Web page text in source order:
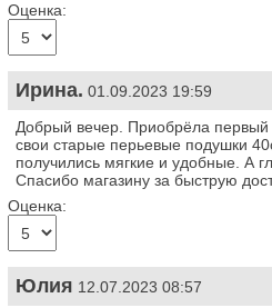
Оценка:
Ирина. 01.09.2023 19:59
Добрый вечер. Приобрёла первый
свои старые перьевые подушки
получились мягкие и удобные. А
Спасибо магазину за быструю
Оценка:
Юлия 12.07.2023 08:57